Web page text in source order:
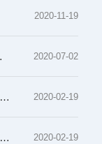
2020-11-19
2020-07-02
2020-02-19
2020-02-19